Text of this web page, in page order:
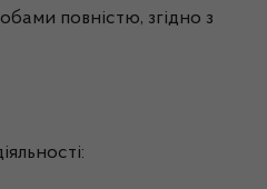
повністю, згідно з